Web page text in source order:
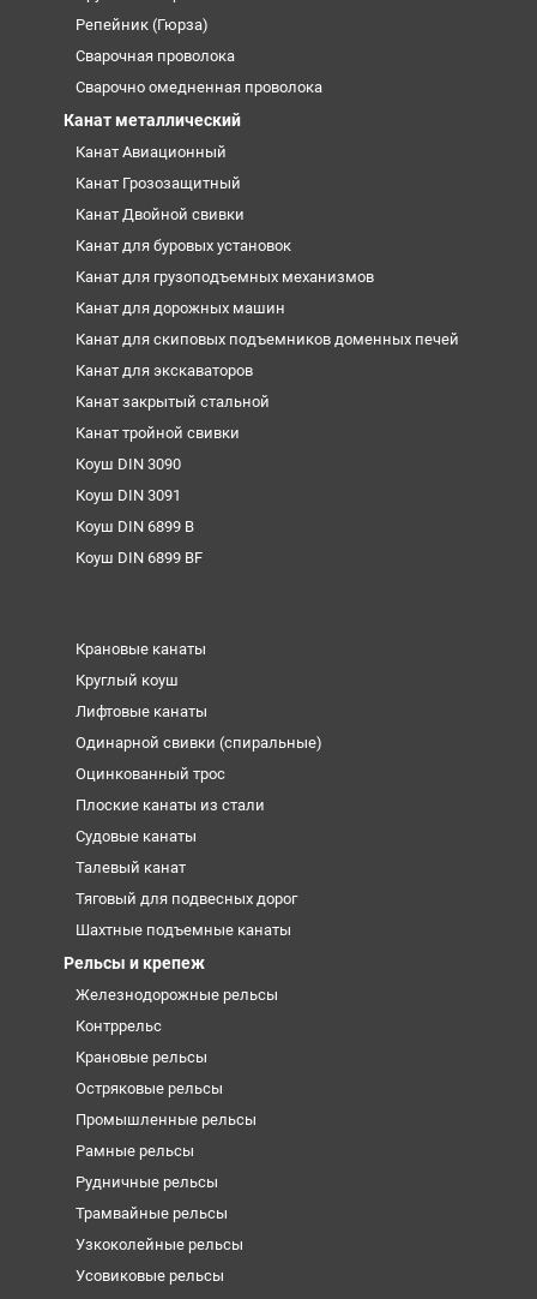
Репейник (Гюрза)
Сварочная проволока
Сварочно омедненная проволока
Канат металлический
Канат Авиационный
Канат Грозозащитный
Канат Двойной свивки
Канат для буровых установок
Канат для грузоподъемных механизмов
Канат для дорожных машин
Канат для скиповых подъемников доменных печей
Канат для экскаваторов
Канат закрытый стальной
Канат тройной свивки
Коуш DIN 3090
Коуш DIN 3091
Коуш DIN 6899 B
Коуш DIN 6899 BF
Крановые канаты
Круглый коуш
Лифтовые канаты
Одинарной свивки (спиральные)
Оцинкованный трос
Плоские канаты из стали
Судовые канаты
Талевый канат
Тяговый для подвесных дорог
Шахтные подъемные канаты
Рельсы и крепеж
Железнодорожные рельсы
Контррельс
Крановые рельсы
Остряковые рельсы
Промышленные рельсы
Рамные рельсы
Рудничные рельсы
Трамвайные рельсы
Узкоколейные рельсы
Усовиковые рельсы